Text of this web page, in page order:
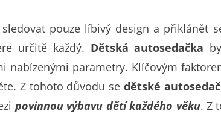
pouze líbivý design a přiklánět
určitě každý. Dětská autosedačka
nabízenými parametry. Klíčovým
Z tohoto důvodu se dětské
povinnou výbavu dětí každého věku. Z